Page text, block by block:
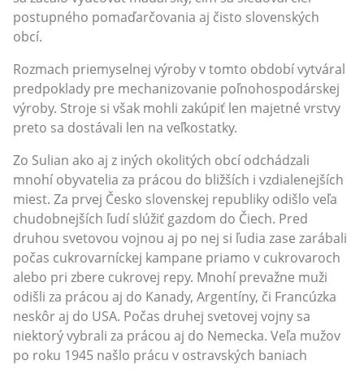
postupného pomaďarčovania aj čisto slovenských
obcí.
Rozmach priemyselnej výroby v tomto období vytváral
predpoklady pre mechanizovanie poľnohospodárskej
výroby. Stroje si však mohli zakúpiť len majetné vrstvy
preto sa dostávali len na veľkostatky.
Zo Sulian ako aj z iných okolitých obcí odchádzali
mnohí obyvatelia za prácou do bližších i vzdialenejších
miest. Za prvej Česko slovenskej republiky odišlo veľa
chudobnejších ľudí slúžiť gazdom do Čiech. Pred
druhou svetovou vojnou aj po nej si ľudia zase zarábali
počas cukrovarníckej kampane priamo v cukrovaroch
alebo pri zbere cukrovej repy. Mnohí prevažne muži
odišli za prácou aj do Kanady, Argentíny, či Francúzka
neskôr aj do USA. Počas druhej svetovej vojny sa
niektorý vybrali za prácou aj do Nemecka. Veľa mužov
po roku 1945 našlo prácu v ostravských baniach